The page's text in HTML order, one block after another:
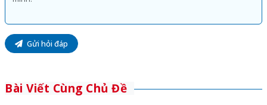
Gửi hỏi đáp
Bài Viết Cùng Chủ Đề